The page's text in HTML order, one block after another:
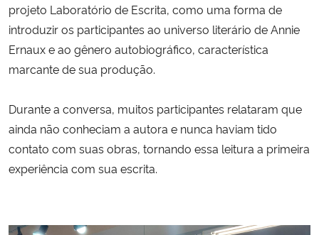
projeto Laboratório de Escrita, como uma forma de
introduzir os participantes ao universo literário de Annie
Ernaux e ao gênero autobiográfico, característica
marcante de sua produção.
Durante a conversa, muitos participantes relataram que
ainda não conheciam a autora e nunca haviam tido
contato com suas obras, tornando essa leitura a primeira
experiência com sua escrita.